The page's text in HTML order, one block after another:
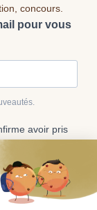
concours.
pour vous
avoir pris
et
sur le lien